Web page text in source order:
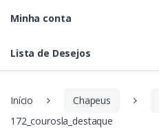
Minha conta
Lista de Desejos
Início Chapeus
172_courosla_destaque